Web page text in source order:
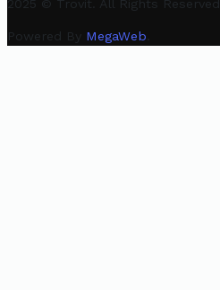
2025 © Trovit. All Rights Reserved.
Powered By MegaWeb